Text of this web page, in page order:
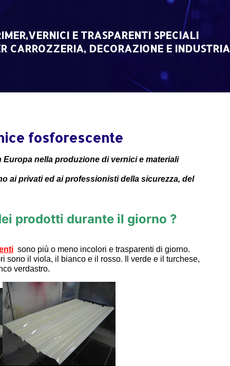
E TRASPARENTI SPECIALI
CARROZZERIA, DECORAZIONE E INDUSTRIA
fosforescente
nella produzione di vernici e materiali
ai privati ed ai professionisti della sicurezza, del
prodotti durante il giorno ?
sono più o meno incolori e trasparenti di giorno.
sono il viola, il bianco e il rosso. Il verde e il turchese,
verdastro.